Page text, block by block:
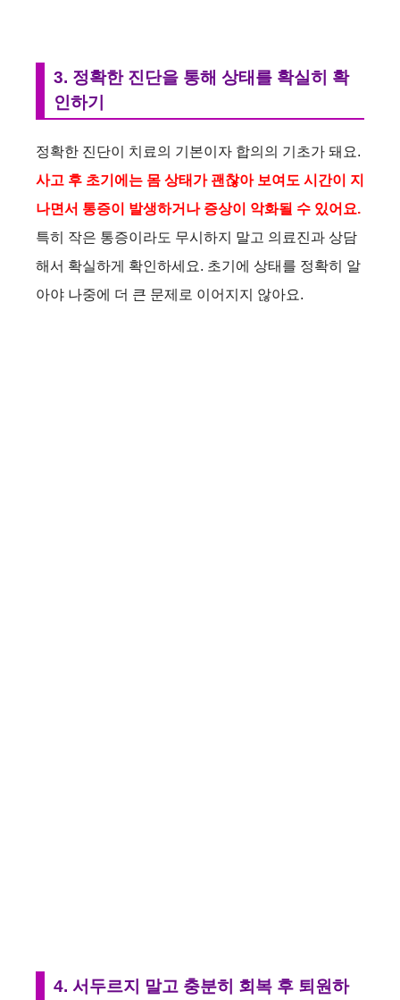
3. 정확한 진단을 통해 상태를 확실히 확
인하기
정확한 진단이 치료의 기본이자 합의의 기초가 돼요.
사고 후 초기에는 몸 상태가 괜찮아 보여도 시간이 지
나면서 통증이 발생하거나 증상이 악화될 수 있어요.
특히 작은 통증이라도 무시하지 말고 의료진과 상담
해서 확실하게 확인하세요. 초기에 상태를 정확히 알
아야 나중에 더 큰 문제로 이어지지 않아요.
4. 서두르지 말고 충분히 회복 후 퇴원하